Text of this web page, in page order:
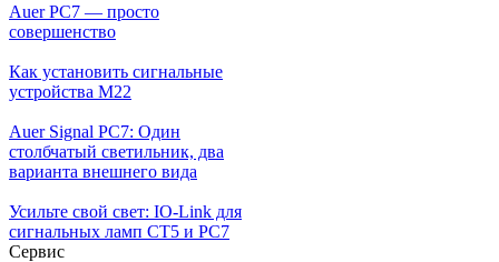
Auer PC7 — просто
совершенство
Как установить сигнальные
устройства М22
Auer Signal PC7: Один
столбчатый светильник, два
варианта внешнего вида
Усильте свой свет: IO-Link для
сигнальных ламп CT5 и PC7
Сервис